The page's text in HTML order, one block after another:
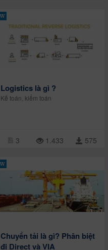
Logistics là gì ?
Kế toán, kiểm toán
3 1.433 575
Chuyển tải là gì? Phân biệt
đi Direct và VIA